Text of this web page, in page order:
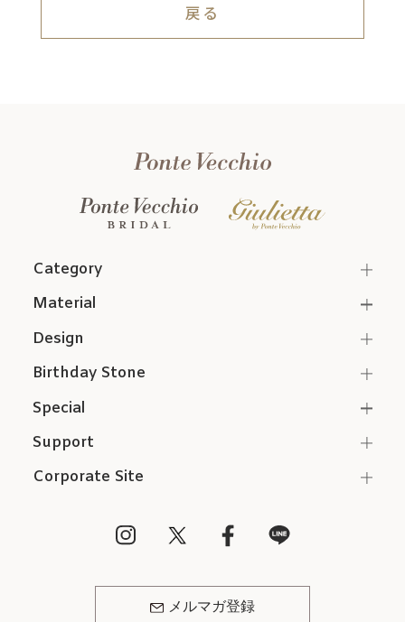
戻る
Category
Support
Corporate Site
メルマガ登録
Material
Design
Birthday Stone
Special